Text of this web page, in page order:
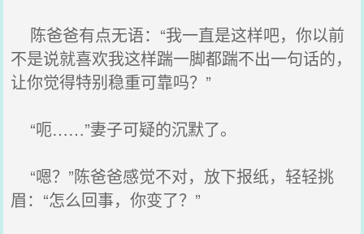
陈爸爸有点无语：“我一直是这样吧，你以前
不是说就喜欢我这样踹一脚都踹不出一句话的，
让你觉得特别稳重可靠吗？”
“呃……”妻子可疑的沉默了。
“嗯？”陈爸爸感觉不对，放下报纸，轻轻挑
眉：“怎么回事，你变了？”